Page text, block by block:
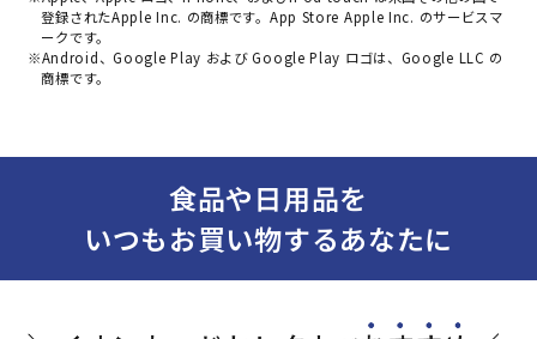
登録されたApple Inc. の商標です。App Store Apple Inc. のサービスマ
ークです。
※Android、Google Play および Google Play ロゴは、Google LLC の
商標です。
食品や日用品を
いつもお買い物するあなたに